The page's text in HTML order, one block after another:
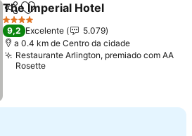
PartilharAdicionar aos favoritos
The Imperial Hotel
4 Estrelas
9,2 Excelente
5.079
a 0.4 km de Centro da cidade
Restaurante Arlington, premiado com AA
Rosette